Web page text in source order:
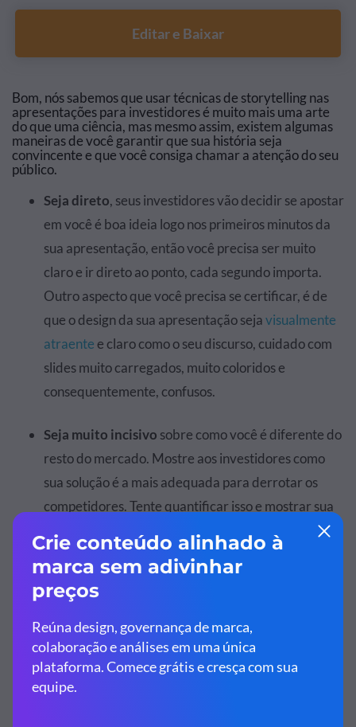
Editar e Baixar
Bom, nós sabemos que usar técnicas de storytelling nas
apresentações para investidores é muito mais uma arte
do que uma ciência, mas mesmo assim, existem algumas
maneiras de você garantir que sua história seja
convincente e que você consiga chamar a atenção do seu
público.
Seja direto, seus investidores vão decidir se apostar
em você é boa ideia logo nos primeiros minutos da
sua apresentação, então você precisa ser muito
claro e ir direto ao ponto, cada segundo importa.
Outro aspecto que você precisa se certificar, é de
que o design da sua apresentação sejavisualmente
atraente e claro como o seu discurso, cuidado com
slides muito carregados, muito coloridos e
consequentemente, confusos.
Seja muito incisivo sobre como você é diferente do
resto do mercado. Mostre aos investidores como
sua solução é a mais adequada para derrotar os
competidores. Tente quantificar isso e mostrar sua
superioridade através de números e estatísticas.
Valide sua solução. Forneça exemplos da vida real
do problema e casos de uso da sua solução.
Compartilhe quantas pessoas estão lutando com os
mesmos desafios, prove que a sua solução
realmente funciona. Compartilhe depoimentos dos
seus clientes, dados, estudos de caso e histórias de